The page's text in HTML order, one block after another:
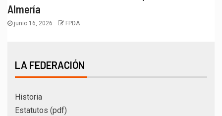
Almería
junio 16, 2026 FPDA
LA FEDERACIÓN
Historia
Estatutos (pdf)